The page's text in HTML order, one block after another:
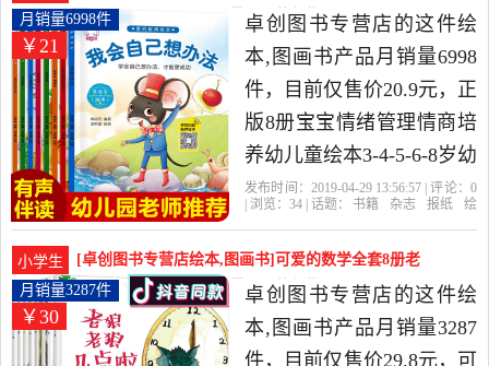
智是2019年卓创图书专营
店精选书籍,杂志,报纸当中
性价比很高的绘本,图画
书，由浙江 杭州发货。
情商培养幼儿童绘月销量6998件仅售20.9元
￥21
月销量6998件
卓创图书专营店的这件绘
本,图画书产品月销量6998
件，目前仅售价20.9元，正
版8册宝宝情绪管理情商培
养幼儿童绘本3-4-5-6-8岁幼
儿园故事书小班大班中班
读物0-2-3周岁漫画书有声
四是2019年卓创图书专营
店精选书籍,杂志,报纸当中
性价比很高的绘本,图画
发布时间：2019-04-29 13:56:57 | 评论： 0
| 浏览： 34 | 话题： 书籍 杂志 报纸
绘
小学生
[卓创图书专营店绘本,图画书]可爱的数学全套8册老
狼老狼几点了绘本月销量3287件仅售29.8元
￥30
月销量3287件
卓创图书专营店的这件绘
本,图画书产品月销量3287
件，目前仅售价29.8元，可